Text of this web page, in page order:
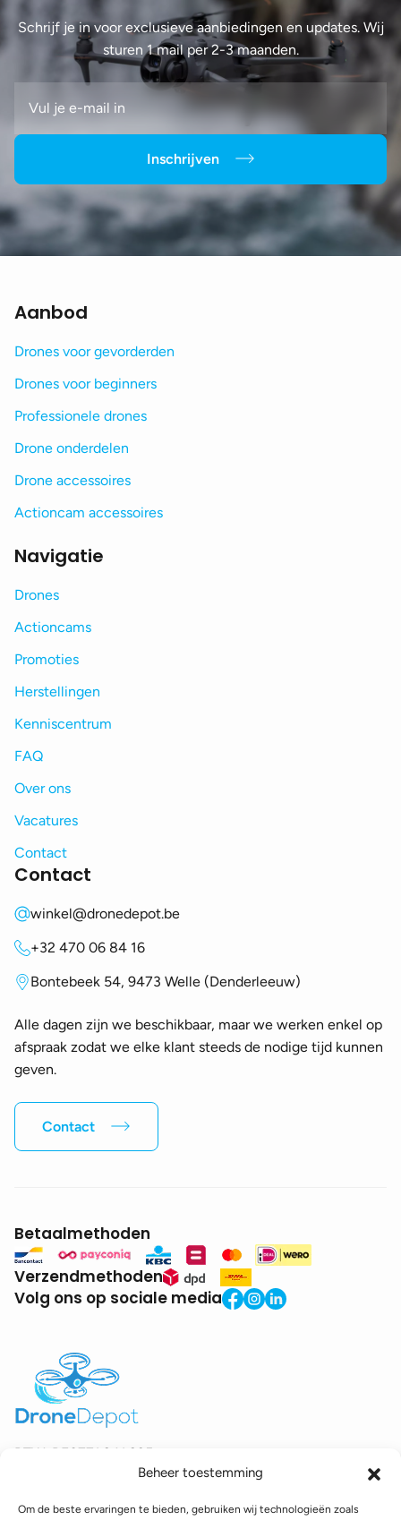
Beheer toestemming
Om de beste ervaringen te bieden, gebruiken wij technologieën zoals
Schrijf je in voor exclusieve aanbiedingen en updates. Wij
sturen 1 mail per 2-3 maanden.
Inschrijven
Aanbod
Drones voor gevorderden
Drones voor beginners
Professionele drones
Drone onderdelen
Drone accessoires
Actioncam accessoires
Navigatie
Drones
Actioncams
Promoties
Herstellingen
Kenniscentrum
FAQ
Over ons
Vacatures
Contact
Contact
winkel@dronedepot.be
+32 470 06 84 16
Bontebeek 54, 9473 Welle (Denderleeuw)
Alle dagen zijn we beschikbaar, maar we werken enkel op
afspraak zodat we elke klant steeds de nodige tijd kunnen
geven.
Contact
Betaalmethoden
Verzendmethoden
Volg ons op sociale media
BTW: BE0771.941.935
© 2025 DroneDepot. Alle rechten voorbehouden.